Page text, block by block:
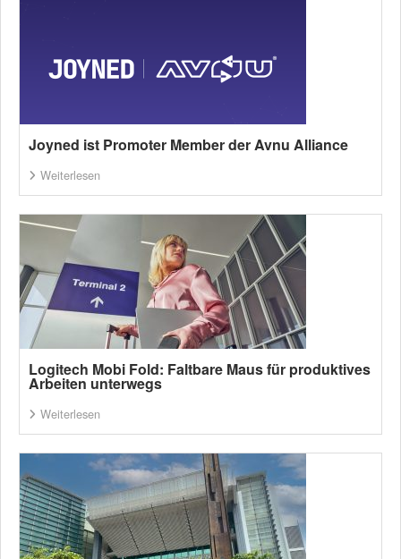
Joyned ist Promoter Member der Avnu Alliance
Weiterlesen
Logitech Mobi Fold: Faltbare Maus für produktives
Arbeiten unterwegs
Weiterlesen